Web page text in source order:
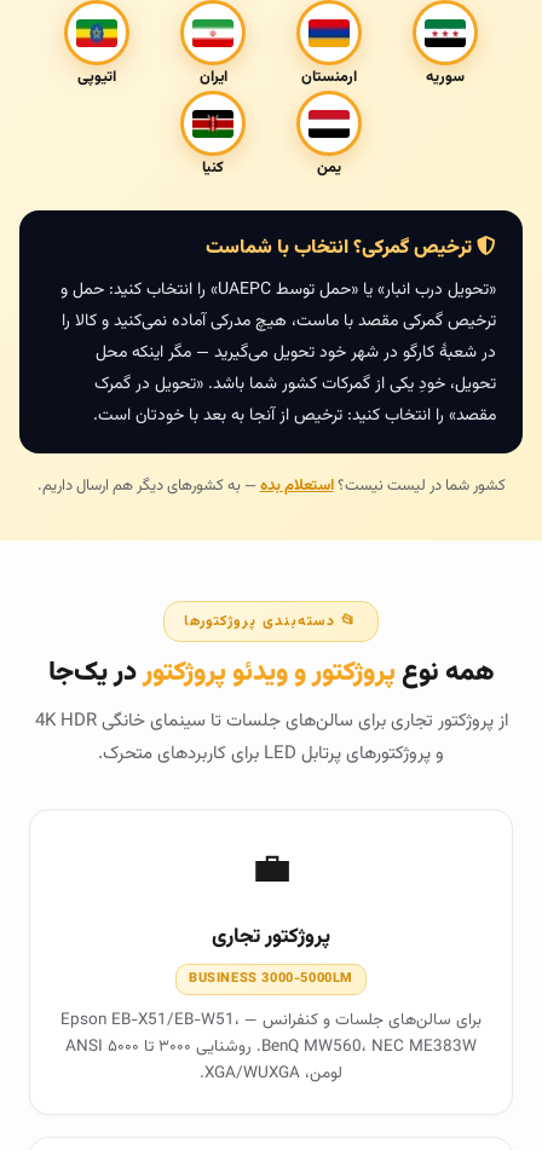
سوریه ارمنستان ایران اتیوپی
یمن کنیا
ترخیص گمرکی؟ انتخاب با شماست
«تحویل درب انبار» یا «حمل توسط UAEPC» را انتخاب کنید: حمل و
ترخیص گمرکی مقصد با ماست، هیچ مدرکی آماده نمی‌کنید و کالا را
در شعبهٔ کارگو در شهر خود تحویل می‌گیرید — مگر اینکه محل
تحویل، خودِ یکی از گمرکات کشور شما باشد. «تحویل در گمرک
مقصد» را انتخاب کنید: ترخیص از آنجا به بعد با خودتان است.
کشور شما در لیست نیست؟استعلام بده— به کشورهای دیگر هم ارسال داریم.
📂 دسته‌بندی پروژکتورها
همه نوعپروژکتور و ویدئو پروژکتوردر یک‌جا
از پروژکتور تجاری برای سالن‌های جلسات تا سینمای خانگی 4K HDR
و پروژکتورهای پرتابل LED برای کاربردهای متحرک.
💼
پروژکتور تجاری
BUSINESS 3000-5000LM
برای سالن‌های جلسات و کنفرانس — Epson EB-X51/EB-W51،
BenQ MW560، NEC ME383W. روشنایی ۳۰۰۰ تا ۵۰۰۰ ANSI
لومن، XGA/WUXGA.